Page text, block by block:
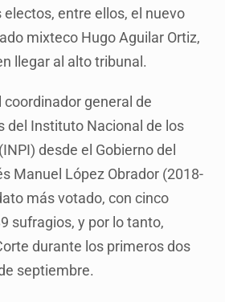
electos, entre ellos, el nuevo
mixteco Hugo Aguilar Ortiz,
llegar al alto tribunal.
general de
del Instituto Nacional de los
desde el Gobierno del
Manuel López Obrador (2018-
más votado, con cinco
sufragios, y por lo tanto,
durante los primeros dos
septiembre.